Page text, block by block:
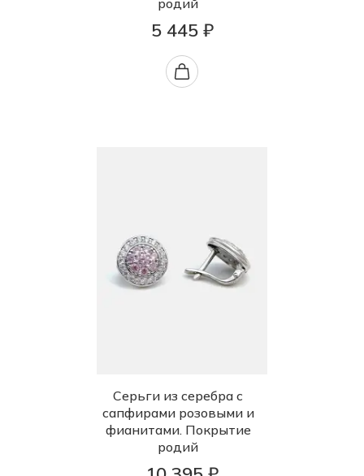
родий
5 445 ₽
Серьги из серебра с
сапфирами розовыми и
фианитами. Покрытие
родий